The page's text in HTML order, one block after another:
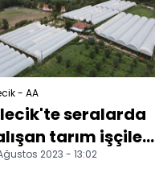
- AA
seralarda
tarım işçileri
sıcakla
2023 - 13:02